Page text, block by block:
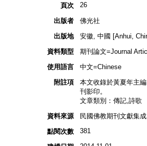
頁次 26
出版者
佛光社
出版地
安徽, 中國 [Anhui,
資料類型
期刊論文=Journal
使用語言
中文=Chinese
附註項
本文收錄於黃夏年主
刊影印。
文章類別：傳記,詩歌
資料來源
民國佛教期刊文獻集
點閱次數
381